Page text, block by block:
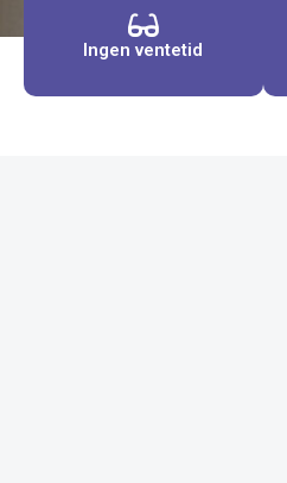
Ingen ventetid